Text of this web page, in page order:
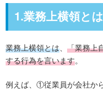
1.業務上横領とは
業務上横領とは 、「業務上
する行為を言います。
例えば、①従業員が会社か